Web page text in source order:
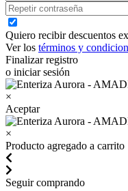
Quiero recibir descuentos
Ver los términos y
Finalizar registro
o iniciar sesión
×
Aceptar
×
Producto agregado a carrito
Seguir comprando